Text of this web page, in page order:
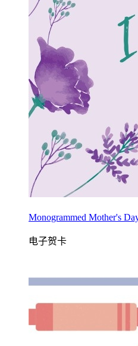
Monogrammed Mother's
电子贺卡